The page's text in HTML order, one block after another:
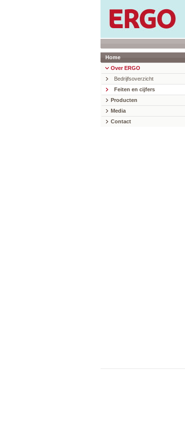
Home
Over ERGO
Bedrijfsoverzicht
Feiten en cijfers
Producten
Media
Contact